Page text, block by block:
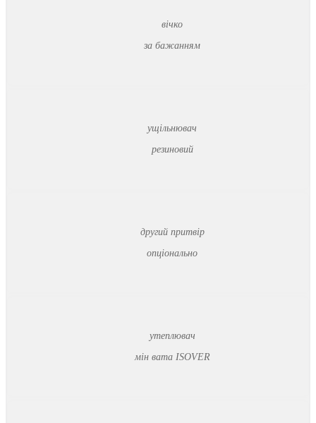
вічко
за бажанням
ущільнювач
резиновий
другий притвір
опціонально
утеплювач
мін вата ISOVER